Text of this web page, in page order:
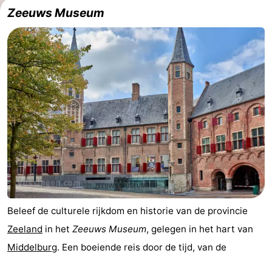
Zeeuws Museum
Beleef de culturele rijkdom en historie van de provincie
Zeeland in het Zeeuws Museum, gelegen in het hart van
Middelburg. Een boeiende reis door de tijd, van de